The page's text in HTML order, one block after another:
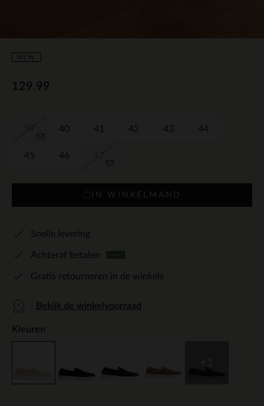
NEW
129.99
40 41 42 43 44
45 46
IN WINKELMAND
Snelle levering
Achteraf betalen
Gratis retourneren in de winkels
Bekijk de winkelvoorraad
Kleuren